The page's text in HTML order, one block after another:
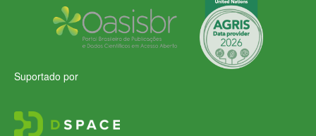
Suportado por